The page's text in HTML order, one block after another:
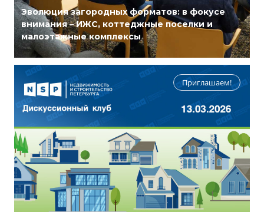
Эволюция загородных форматов: в фокусе
внимания – ИЖС, коттеджные поселки и
малоэтажные комплексы
Приглашаем!